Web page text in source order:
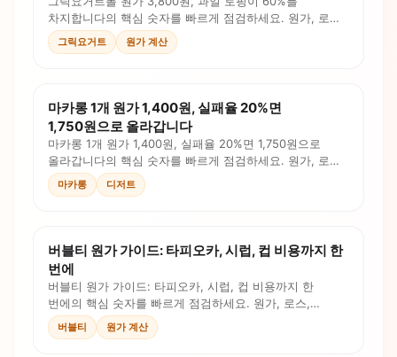
차지합니다의 핵심 숫자를 빠르게 점검하세요. 원가, 로스,
인건비, 판매가를 계산식과 체크리스트로 확인합니다.
그릭요거트 원가 계산
마카롱 1개 원가 1,400원, 실패율 20%면
1,750원으로 올라갑니다
마카롱 1개 원가 1,400원, 실패율 20%면 1,750원으로
올라갑니다의 핵심 숫자를 빠르게 점검하세요. 원가, 로스,
인건비, 판매가를 계산식과 체크리스트로 확인합니다.
마카롱 디저트
버블티 원가 가이드: 타피오카, 시럽, 컵 비용까지 한
번에
버블티 원가 가이드: 타피오카, 시럽, 컵 비용까지 한
번에의 핵심 숫자를 빠르게 점검하세요. 원가, 로스,
인건비, 판매가를 계산식과 체크리스트로 확인합니다.
버블티 원가 계산